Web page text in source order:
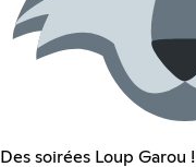
Des soirées Loup Garou !